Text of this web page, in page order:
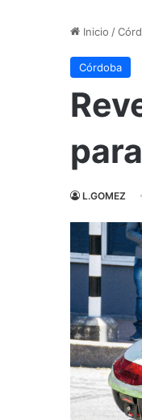
Inicio /
Córdoba
L.GOMEZ